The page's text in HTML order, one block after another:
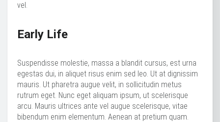
vel.
Early Life
Suspendisse molestie, massa a blandit cursus, est urna
egestas dui, in aliquet risus enim sed leo. Ut at dignissim
mauris. Ut pharetra augue velit, in sollicitudin metus
rutrum eget. Nunc eget aliquam ipsum, ut scelerisque
arcu. Mauris ultrices ante vel augue scelerisque, vitae
bibendum enim elementum. Aenean at pretium quam.